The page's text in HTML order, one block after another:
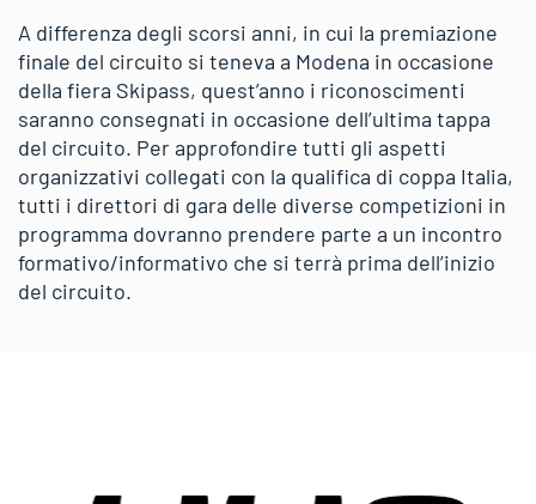
A differenza degli scorsi anni, in cui la premiazione
finale del circuito si teneva a Modena in occasione
della fiera Skipass, quest’anno i riconoscimenti
saranno consegnati in occasione dell’ultima tappa
del circuito. Per approfondire tutti gli aspetti
organizzativi collegati con la qualifica di coppa Italia,
tutti i direttori di gara delle diverse competizioni in
programma dovranno prendere parte a un incontro
formativo/informativo che si terrà prima dell’inizio
del circuito.